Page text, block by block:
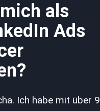
als
Ads
Ich habe mit über 9